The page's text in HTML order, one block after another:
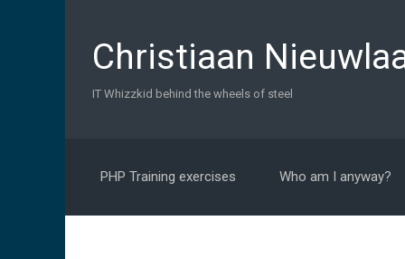
Christiaan
IT Whizzkid behind the wheels of steel
PHP Training exercises Who am I anyway?